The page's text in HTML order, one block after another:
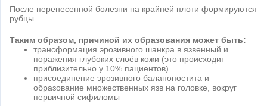
После перенесенной болезни на крайней плоти формируются
рубцы.
Таким образом, причиной их образования может быть:
трансформация эрозивного шанкра в язвенный и
поражения глубоких слоёв кожи (это происходит
приблизительно у 10% пациентов)
присоединение эрозивного баланопостита и
образование множественных язв на головке, вокруг
первичной сифиломы